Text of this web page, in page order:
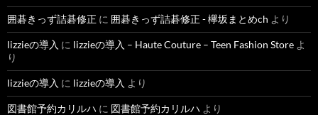
囲碁きっず詰碁修正 に 囲碁きっず詰碁修正 - 欅坂まとめch より
lizzieの導入 に lizzieの導入 – Haute Couture – Teen Fashion Store よ
り
lizzieの導入 に lizzieの導入 より
図書館予約カリルハ に 図書館予約カリルハ より